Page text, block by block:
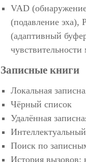
VAD
(подавление эха),
(адаптивный
Записные книги
Локальная
Чёрный список
Удалённая
Поиск по
История вызовов: